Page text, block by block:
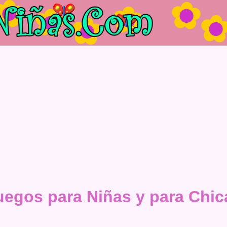
para Niñas y para